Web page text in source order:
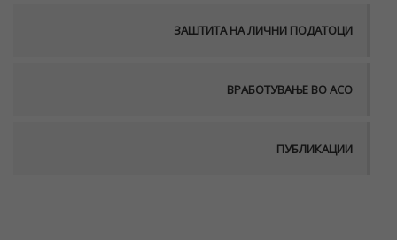
ЗАШТИТА НА ЛИЧНИ ПОДАТОЦИ
ВРАБОТУВАЊЕ ВО АСО
ПУБЛИКАЦИИ